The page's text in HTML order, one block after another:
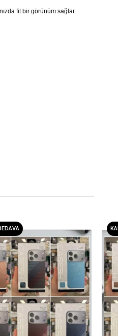
fit bir görünüm sağlar.